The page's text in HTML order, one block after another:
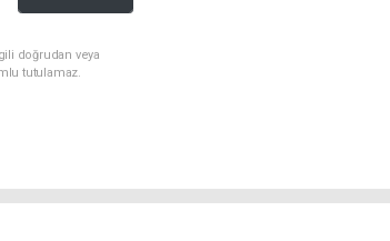
doğrudan veya
tutulamaz.